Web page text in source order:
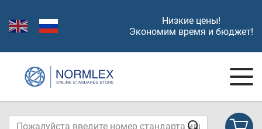
Низкие цены!
Экономим время и бюджет!